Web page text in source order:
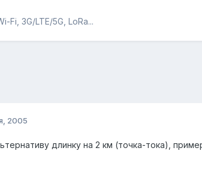
Fi, 3G/LTE/5G, LoRa...
2005
длинку на 2 км (точка-тока),